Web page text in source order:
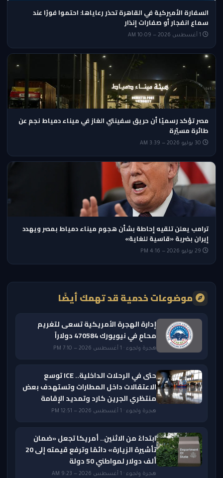
السفارة الأميركية في القاهرة تحذر رعاياها: احتموا فورًا عند
سماع انفجار أو صفارات إنذار
مصر تؤكد رسميًا أن حريق سفينتي الغاز في ميناء دمياط نجم عن
طائرة مسيّرة
ترامب يعلن تلقيه إحاطة بشأن هجوم ميناء دمياط بمصر ويهدد
إيران بضربة «قاسية للغاية»
موضوعات خدمية قد تهمك أيضًا
إدارة الهجرة الأمريكية تسعى لتغريم
محامٍ في نيويورك 470584 دولاراً
هجرة ولجوء · 1 أغسطس 2026 — 7:10 PM
حتى في الرحلات الداخلية.. ICE توسع
الاعتقالات داخل المطارات وتستهدف بعض
منتظري الجرين كارد وتمديد الإقامة
هجرة ولجوء · 1 أغسطس 2026 — 12:51 PM
ابتداءً من الاثنين.. أمريكا تجعل «ضمان
تأشيرة الزيارة» دائمًا وترفع قيمته إلى 20
ألف دولار لمواطني 50 دولة
هجرة ولجوء · 1 أغسطس 2026 — 9:23 AM